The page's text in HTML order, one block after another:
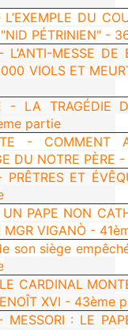
DU
PÉTRINIEN" -
MESSE DE
VIOLS ET
- LA TRAGÉDIE
partie
- COMMENT
DU NOTRE
PRÊTRES ET
PAPE NON
MGR VIGANÒ -
son siège
CARDINAL
XVI - 43ème
MESSORI : LE